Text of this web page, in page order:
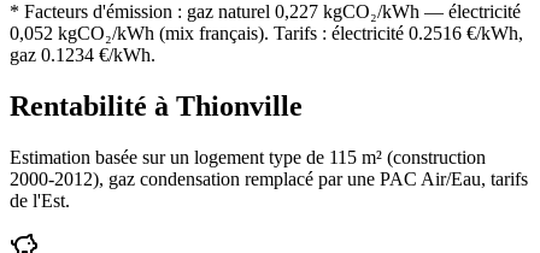
* Facteurs d'émission : gaz naturel 0,227 kgCO₂/kWh — électricité
0,052 kgCO₂/kWh (mix français). Tarifs : électricité 0.2516 €/kWh,
gaz 0.1234 €/kWh.
Rentabilité à Thionville
Estimation basée sur un logement type de 115 m² (construction
2000-2012), gaz condensation remplacé par une PAC Air/Eau, tarifs
de l'Est.